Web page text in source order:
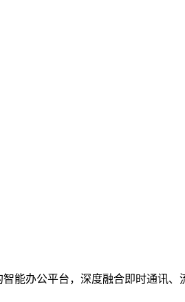
能办公平台，深度融合即时通讯